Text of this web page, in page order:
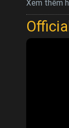
Xem thêm